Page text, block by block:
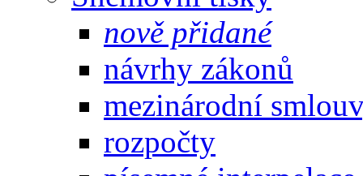
nově přidané
návrhy zákonů
mezinárodní
rozpočty